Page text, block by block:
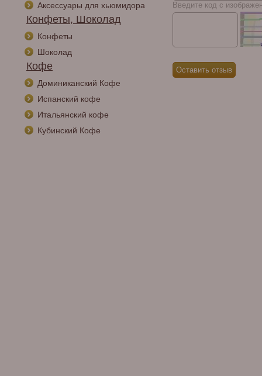
Аксессуары для хьюмидора
Конфеты, Шоколад
Конфеты
Шоколад
Кофе
Доминиканский Кофе
Испанский кофе
Итальянский кофе
Кубинский Кофе
Введите код с